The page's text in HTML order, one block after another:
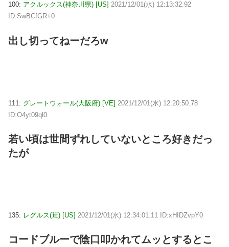
100: アクルックス(神奈川県) [US] 2021/12/01(水) 12:13:32.92
ID:SwBCfGR+0
出し切ってねーだろw
111: グレートウォール(大阪府) [VE] 2021/12/01(水) 12:20:50.78
ID:O4yt09ql0
若い頃は世間ずれしていないところ好きだっ
たが
135: レグルス(茸) [US] 2021/12/01(水) 12:34:01.11 ID:xHIDZvpY0
コードブルーで陰口叩かれてムッとするとこ